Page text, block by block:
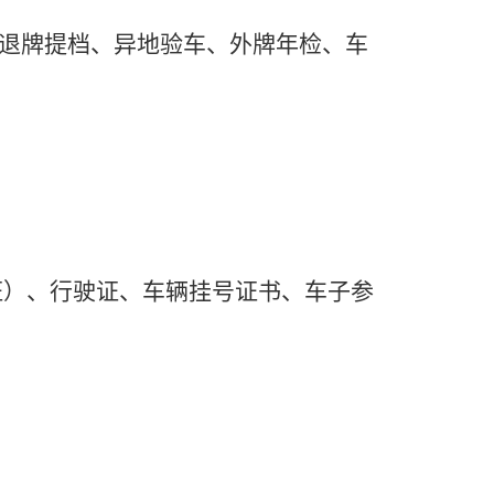
牌提档、异地验车、外牌年检、车
、行驶证、车辆挂号证书、车子参